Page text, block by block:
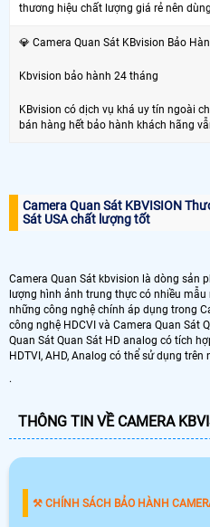
thương hiệu chất lượng giá rẻ nên dùng
💎 Camera Quan Sát KBvision Bảo
Kbvision bảo hành 24 tháng
KBvision có dịch vụ khá uy tín ngoài
bán hàng hết bảo hành khách hãng
Camera Quan Sát KBVISION
Sát USA chất lượng tốt
Camera Quan Sát kbvision là dòng sản
lượng hình ảnh trung thực có nhiều
những công nghệ chính áp dụng trong
công nghệ HDCVI và Camera Quan Sát
Quan Sát Quan Sát HD analog có tích
HDTVI, AHD, Analog có thể sử dụng
.
THÔNG TIN VỀ CAMERA
⚒ CHÍNH SÁCH BẢO HÀNH